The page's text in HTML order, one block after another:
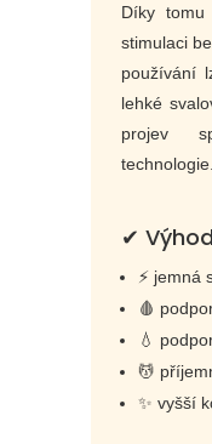
Díky
stimulaci
používání
lehké
projev
technologie.
✔
⚡ jemná
🩸
💧
💆
✨ vyšší